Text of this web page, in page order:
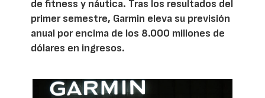
de fitness y náutica. Tras los resultados del
primer semestre, Garmin eleva su previsión
anual por encima de los 8.000 millones de
dólares en ingresos.